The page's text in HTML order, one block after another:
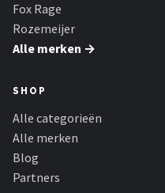
Fox Rage
Rozemeijer
Alle merken →
SHOP
Alle categorieën
Alle merken
Blog
Partners